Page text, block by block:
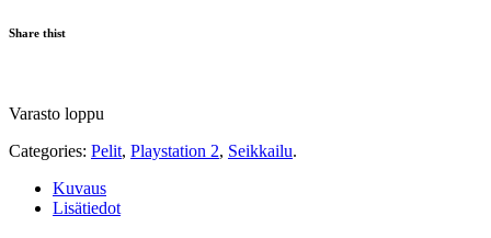
Share thist
Varasto loppu
Categories: Pelit, Playstation 2, Seikkailu.
Kuvaus
Lisätiedot